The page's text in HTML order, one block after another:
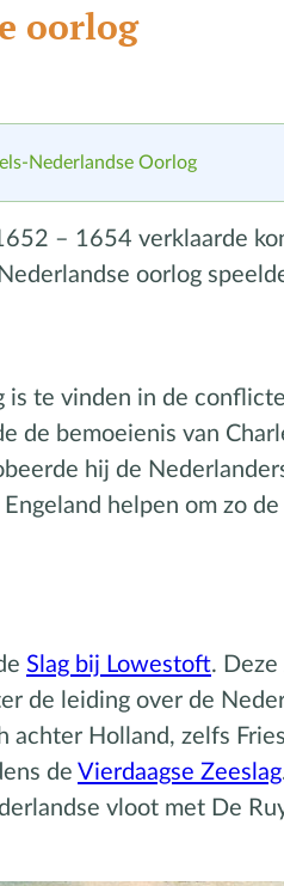
oorlog
Nederlandse Oorlog
– 1654 verklaarde
oorlog
te vinden in de
de bemoeienis van
hij de
helpen om zo
Slag bij Lowestoft.
de leiding over de
achter Holland, zelfs
de Vierdaagse Zeeslag
vloot met De